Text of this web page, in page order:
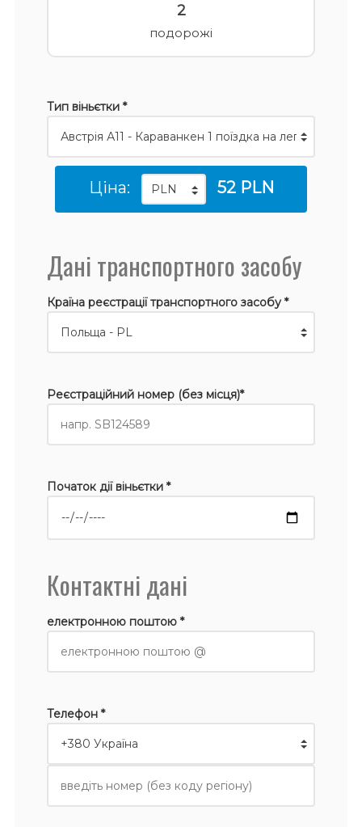
2
подорожі
Тип віньєтки *
Ціна: 52 PLN
Дані транспортного засобу
Країна реєстрації транспортного засобу *
Реєстраційний номер (без місця)*
Початок дії віньєтки *
Контактні дані
електронною поштою *
Телефон *